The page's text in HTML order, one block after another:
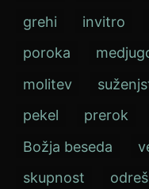
grehi
invitro
poroka
molitev
pekel
prerok
Božja beseda
skupnost